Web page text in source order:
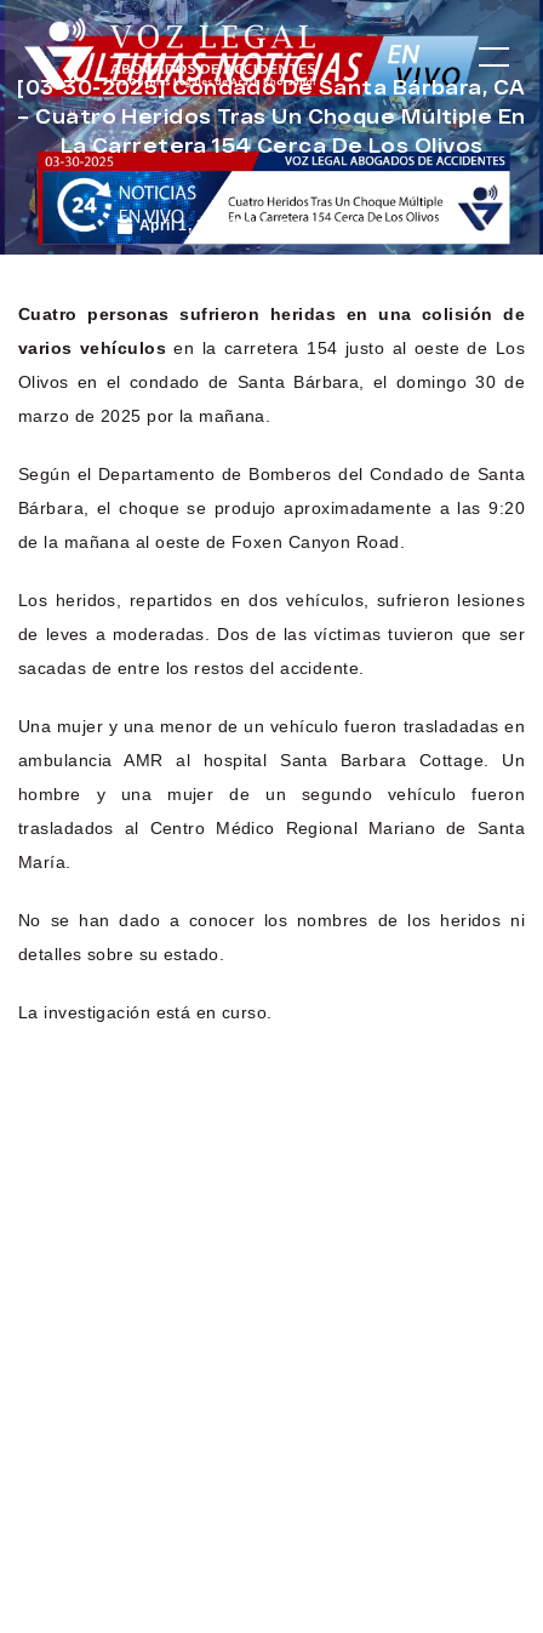
[03-30-2025] Condado De Santa Bárbara, CA
– Cuatro Heridos Tras Un Choque Múltiple En
La Carretera 154 Cerca De Los Olivos
April 1, 2025 Noticias de Accidentes
Cuatro personas sufrieron heridas en una colisión de
varios vehículos en la carretera 154 justo al oeste de Los
Olivos en el condado de Santa Bárbara, el domingo 30 de
marzo de 2025 por la mañana.
Según el Departamento de Bomberos del Condado de Santa
Bárbara, el choque se produjo aproximadamente a las 9:20
de la mañana al oeste de Foxen Canyon Road.
Los heridos, repartidos en dos vehículos, sufrieron lesiones
de leves a moderadas. Dos de las víctimas tuvieron que ser
sacadas de entre los restos del accidente.
Una mujer y una menor de un vehículo fueron trasladadas en
ambulancia AMR al hospital Santa Barbara Cottage. Un
hombre y una mujer de un segundo vehículo fueron
trasladados al Centro Médico Regional Mariano de Santa
María.
No se han dado a conocer los nombres de los heridos ni
detalles sobre su estado.
La investigación está en curso.